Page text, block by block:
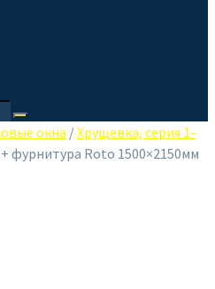
окна /Хрущевка, серия 1-
фурнитура Roto 1500×2150мм